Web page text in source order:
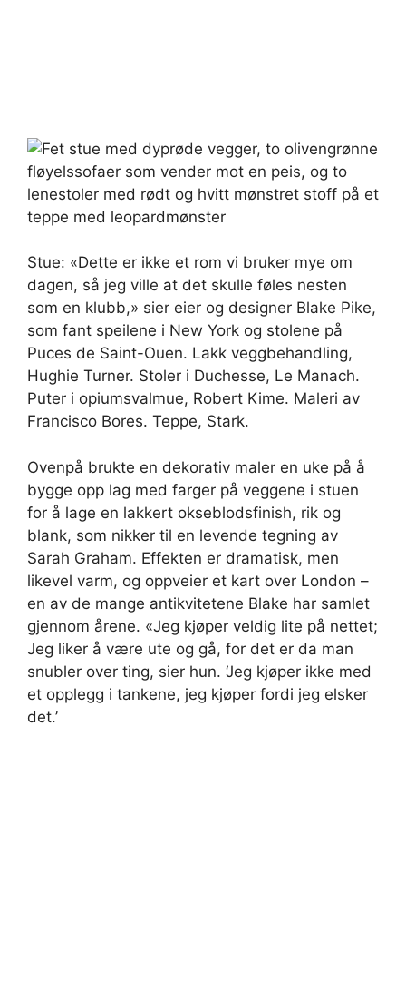
Stue: «Dette er ikke et rom vi bruker mye om
dagen, så jeg ville at det skulle føles nesten
som en klubb,» sier eier og designer Blake Pike,
som fant speilene i New York og stolene på
Puces de Saint-Ouen. Lakk veggbehandling,
Hughie Turner. Stoler i Duchesse, Le Manach.
Puter i opiumsvalmue, Robert Kime. Maleri av
Francisco Bores. Teppe, Stark.
Ovenpå brukte en dekorativ maler en uke på å
bygge opp lag med farger på veggene i stuen
for å lage en lakkert okseblodsfinish, rik og
blank, som nikker til en levende tegning av
Sarah Graham. Effekten er dramatisk, men
likevel varm, og oppveier et kart over London –
en av de mange antikvitetene Blake har samlet
gjennom årene. «Jeg kjøper veldig lite på nettet;
Jeg liker å være ute og gå, for det er da man
snubler over ting, sier hun. ‘Jeg kjøper ikke med
et opplegg i tankene, jeg kjøper fordi jeg elsker
det.’